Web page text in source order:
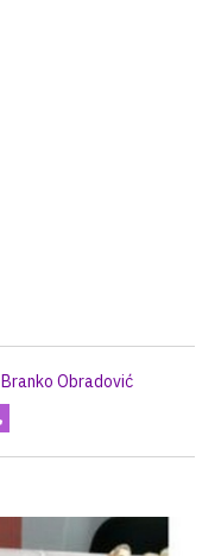
Branko Obradović